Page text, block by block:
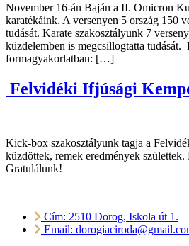
November 16-án Baján a II. Omicron
karatékáink. A versenyen 5 ország 150
tudását. Karate szakosztályunk 7
küzdelemben is megcsillogtatta tudását.
formagyakorlatban: […]
Felvidéki Ifjúsági
Kick-box szakosztályunk tagja a
küzdöttek, remek eredmények születtek.
Gratulálunk!
Cím: 2510 Dorog, Iskola út 1.
Email: